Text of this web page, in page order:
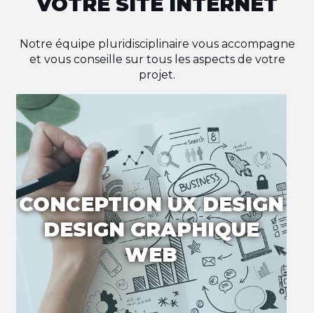
Notre équipe pluridisciplinaire vous accompagne
et vous conseille sur tous les aspects de votre
projet.
CONCEPTION UX DESIGN
DESIGN GRAPHIQUE
WEB